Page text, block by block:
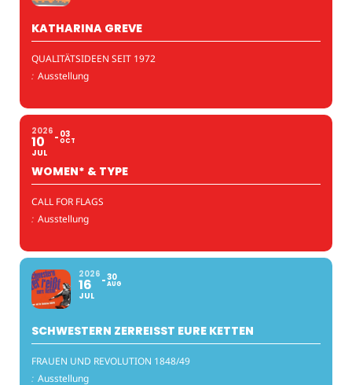
KATHARINA GREVE
QUALITÄTSIDEEN SEIT 1972
: Ausstellung
2026
10
JUL
03
OCT
WOMEN* & TYPE
CALL FOR FLAGS
: Ausstellung
2026
16
JUL
30
AUG
SCHWESTERN ZERREISST EURE KETTEN
FRAUEN UND REVOLUTION 1848/49
: Ausstellung